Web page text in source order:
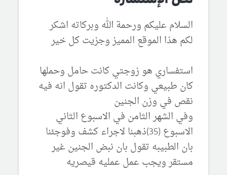
السلام عليكم ورحمة الله وبركاته اشكر
لكم هذا الموقع المميز وجزيت كل خير
استفساري هو زوجتي كانت حامل وحملها
كان طبيعي وكانت الدكتوره تقول انه فيه
نقص في وزن الجنين
وفي الشهر الثامن في الاسبوع الثاني
الاسبوع (35)ذهبنا لاجراء كشف وفوجئنا
بان الطبيبه تقول بان نبض الجنين غير
مستقر ويجب عمل عمليه قيصريه